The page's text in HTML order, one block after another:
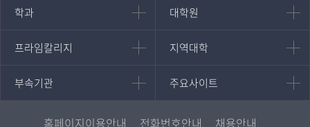
학과
인문과학대학
국어국문학과
영어영문학과
일본학과
대학원
대학원
대학원
경영대학원
프라임칼리지
프라임칼리지
학사학위과정
평생교육과정
지역대학
지역대학
지역대학 포털
서울지역대학
부속기관
부속기관
중앙도서관
원격교육혁신연구원
주요사이트
주요사이트
멘토링
진로심리상담
홈페이지이용안내 전화번호안내 채용안내